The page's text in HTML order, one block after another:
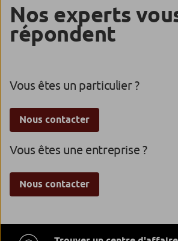
Nos experts
répondent
Vous êtes un particulier ?
Nous contacter
Vous êtes une entreprise ?
Nous contacter